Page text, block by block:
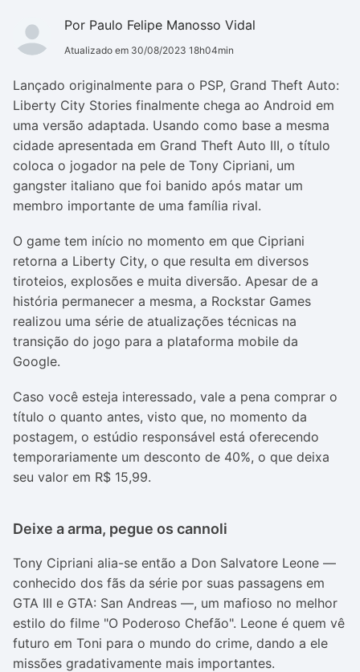
Por Paulo Felipe Manosso Vidal
Atualizado em 30/08/2023 18h04min
Lançado originalmente para o PSP, Grand Theft Auto:
Liberty City Stories finalmente chega ao Android em
uma versão adaptada. Usando como base a mesma
cidade apresentada em Grand Theft Auto III, o título
coloca o jogador na pele de Tony Cipriani, um
gangster italiano que foi banido após matar um
membro importante de uma família rival.
O game tem início no momento em que Cipriani
retorna a Liberty City, o que resulta em diversos
tiroteios, explosões e muita diversão. Apesar de a
história permanecer a mesma, a Rockstar Games
realizou uma série de atualizações técnicas na
transição do jogo para a plataforma mobile da
Google.
Caso você esteja interessado, vale a pena comprar o
título o quanto antes, visto que, no momento da
postagem, o estúdio responsável está oferecendo
temporariamente um desconto de 40%, o que deixa
seu valor em R$ 15,99.
Deixe a arma, pegue os cannoli
Tony Cipriani alia-se então a Don Salvatore Leone —
conhecido dos fãs da série por suas passagens em
GTA III e GTA: San Andreas —, um mafioso no melhor
estilo do filme "O Poderoso Chefão". Leone é quem vê
futuro em Toni para o mundo do crime, dando a ele
missões gradativamente mais importantes.